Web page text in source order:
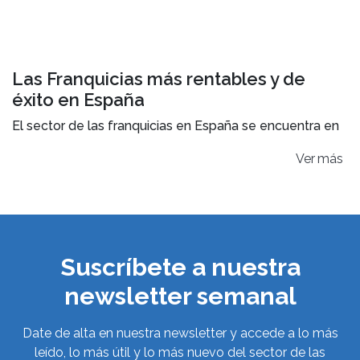
Las Franquicias más rentables y de
éxito en España
El sector de las franquicias en España se encuentra en
Datos relevantes según el Informe
Informe Franquicias España 2024” revela un
panorama prometedor para el sector, marcado por un
crecimiento sostenido y la diversificación en sus áreas
Este informe, en colaboración entreTormo Franquicias
Ver
Suscríbete a nuestra
newsletter semanal
Date de alta en nuestra newsletter y accede a lo más
leído, lo más útil y lo más nuevo del sector de las